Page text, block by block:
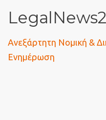
Μετάβαση στο
Ανεξάρτητη Νομική &
Ενημέρωση